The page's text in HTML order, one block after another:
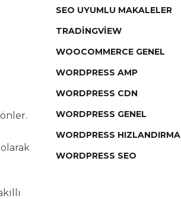
SEO UYUMLU MAKALELER
TRADINGVIEW
WOOCOMMERCE GENEL
WORDPRESS AMP
WORDPRESS CDN
WORDPRESS GENEL
WORDPRESS HIZLANDIRMA
WORDPRESS SEO